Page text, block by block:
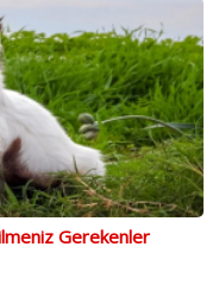
Gerekenler